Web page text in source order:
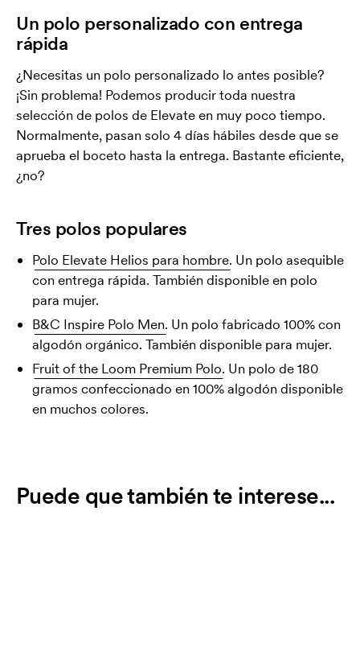
Un polo personalizado con entrega
rápida
¿Necesitas un polo personalizado lo antes posible?
¡Sin problema! Podemos producir toda nuestra
selección de polos de Elevate en muy poco tiempo.
Normalmente, pasan solo 4 días hábiles desde que se
aprueba el boceto hasta la entrega. Bastante eficiente,
¿no?
Tres polos populares
Polo Elevate Helios para hombre. Un polo asequible
con entrega rápida. También disponible en polo
para mujer.
B&C Inspire Polo Men. Un polo fabricado 100% con
algodón orgánico. También disponible para mujer.
Fruit of the Loom Premium Polo. Un polo de 180
gramos confeccionado en 100% algodón disponible
en muchos colores.
Puede que también te interese...